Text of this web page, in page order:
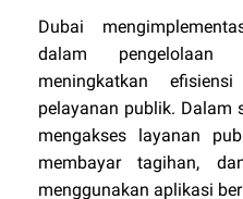
Dubai
dalam pengelolaan
meningkatkan
pelayanan publik. Dalam
mengakses layanan
membayar tagihan,
menggunakan aplikasi